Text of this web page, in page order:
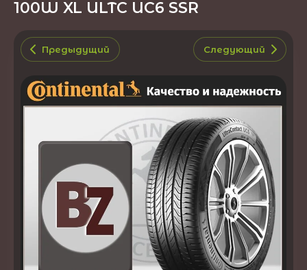
100W XL ULTC UC6 SSR
Предыдущий Следующий